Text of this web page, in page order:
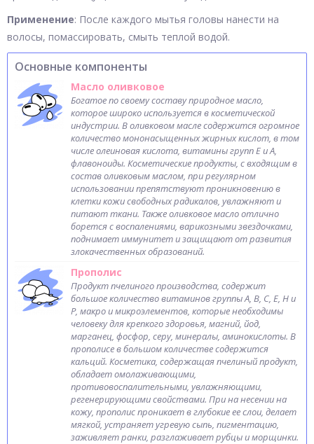
Применение: После каждого мытья головы нанести на
волосы, помассировать, смыть теплой водой.
Основные компоненты
Масло оливковое
Богатое по своему составу природное масло,
которое широко используется в косметической
индустрии. В оливковом масле содержится огромное
количество мононасыщенных жирных кислот, в том
числе олеиновая кислота, витамины групп Е и А,
флавоноиды. Косметические продукты, с входящим в
состав оливковым маслом, при регулярном
использовании препятствуют проникновению в
клетки кожи свободных радикалов, увлажняют и
питают ткани. Также оливковое масло отлично
борется с воспалениями, варикозными звездочками,
поднимает иммунитет и защищают от развития
злокачественных образований.
Прополис
Продукт пчелиного производства, содержит
большое количество витаминов группы A, B, С, Е, Н и
Р, макро и микроэлементов, которые необходимы
человеку для крепкого здоровья, магний, йод,
марганец, фосфор, серу, минералы, аминокислоты. В
прополисе в большом количестве содержится
кальций. Косметика, содержащая пчелиный продукт,
обладает омолаживающими,
противовоспалительными, увлажняющими,
регенерирующими свойствами. При на несении на
кожу, прополис проникает в глубокие ее слои, делает
мягкой, устраняет угревую сыпь, пигментацию,
заживляет ранки, разглаживает рубцы и морщинки.